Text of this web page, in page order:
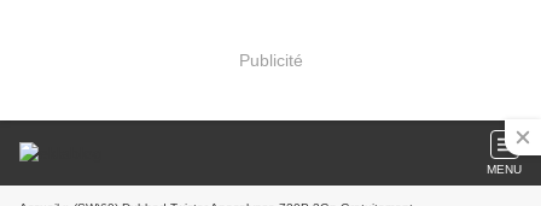
Publicité
MENU